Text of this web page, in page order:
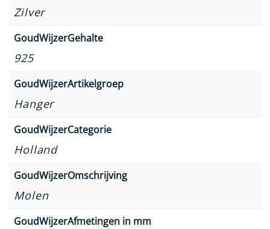
Zilver
GoudWijzerGehalte
925
GoudWijzerArtikelgroep
Hanger
GoudWijzerCategorie
Holland
GoudWijzerOmschrijving
Molen
GoudWijzerAfmetingen in mm